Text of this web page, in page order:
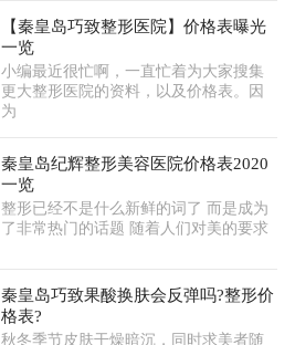
【秦皇岛巧致整形医院】价格表曝光
一览
小编最近很忙啊，一直忙着为大家搜集
更大整形医院的资料，以及价格表。因
为
秦皇岛纪辉整形美容医院价格表2020
一览
整形已经不是什么新鲜的词了 而是成为
了非常热门的话题 随着人们对美的要求
秦皇岛巧致果酸换肤会反弹吗?整形价
格表?
秋冬季节皮肤干燥暗沉，同时求美者随